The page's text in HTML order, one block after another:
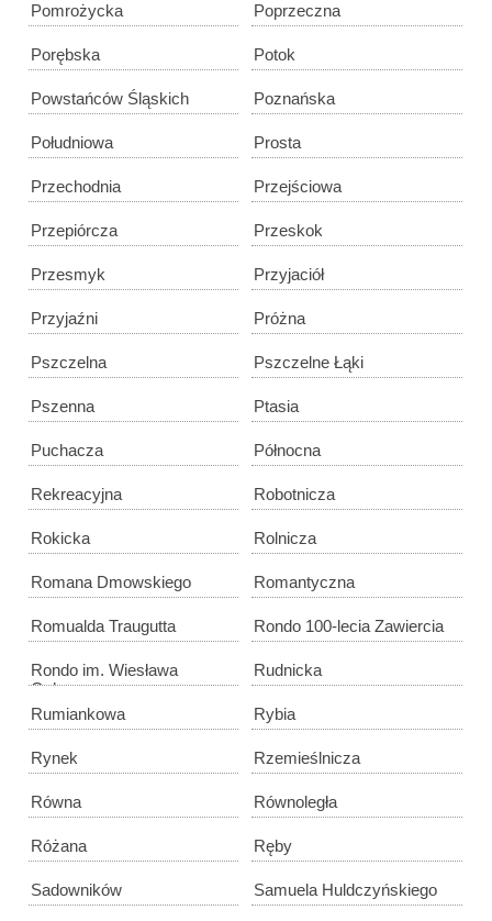
Pomrożycka Poprzeczna
Porębska Potok
Powstańców Śląskich Poznańska
Południowa Prosta
Przechodnia Przejściowa
Przepiórcza Przeskok
Przesmyk Przyjaciół
Przyjaźni Próżna
Pszczelna Pszczelne Łąki
Pszenna Ptasia
Puchacza Północna
Rekreacyjna Robotnicza
Rokicka Rolnicza
Romana Dmowskiego Romantyczna
Romualda Traugutta Rondo 100-lecia Zawiercia
Rondo im. Wiesława
Ochmana
Rudnicka
Rumiankowa Rybia
Rynek Rzemieślnicza
Równa Równoległa
Różana Ręby
Sadowników Samuela Huldczyńskiego